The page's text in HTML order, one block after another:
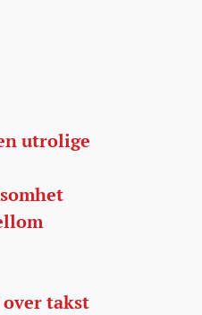
utrolige
takst